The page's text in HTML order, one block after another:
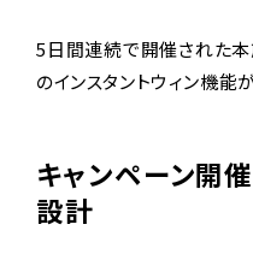
5日間連続で開催された
のインスタントウィン機能
キャンペーン開
設計